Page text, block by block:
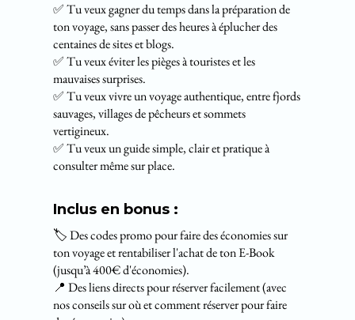
✅ Tu veux gagner du temps dans la préparation de
ton voyage, sans passer des heures à éplucher des
centaines de sites et blogs.
✅ Tu veux éviter les pièges à touristes et les
mauvaises surprises.
✅ Tu veux vivre un voyage authentique, entre fjords
sauvages, villages de pêcheurs et sommets
vertigineux.
✅ Tu veux un guide simple, clair et pratique à
consulter même sur place.
Inclus en bonus :
🏷️ Des codes promo pour faire des économies sur
ton voyage et rentabiliser l'achat de ton E-Book
(jusqu’à 400€ d'économies).
📍 Des liens directs pour réserver facilement (avec
nos conseils sur où et comment réserver pour faire